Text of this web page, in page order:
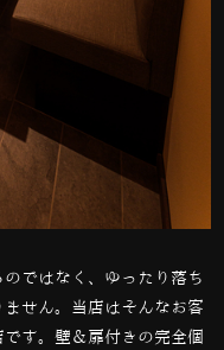
ではなく、ゆったり落ち
せん。当店はそんなお客
す。壁＆扉付きの完全個